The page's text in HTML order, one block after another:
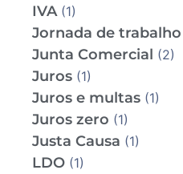
IVA(1)
Jornada de trabalho
Junta Comercial (2)
Juros (1)
Juros e multas (1)
Juros zero (1)
Justa Causa (1)
LDO (1)